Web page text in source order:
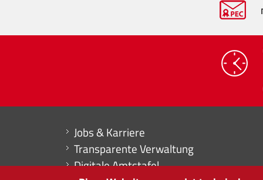
Mini menu di servizio
Jobs & Karriere
Transparente Verwaltung
Digitale Amtstafel